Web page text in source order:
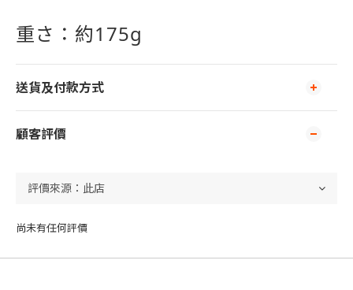
重さ：約175g
送貨及付款方式
顧客評價
尚未有任何評價